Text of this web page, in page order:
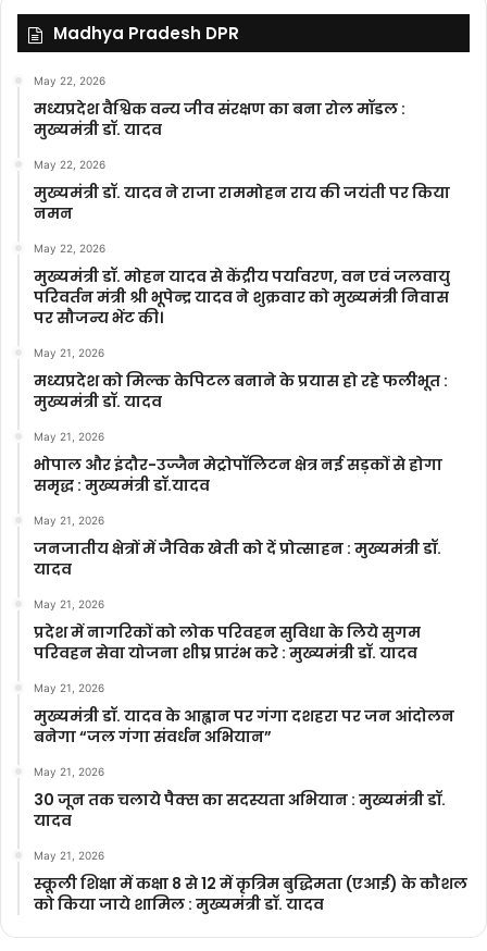
Madhya Pradesh DPR
May 22, 2026
मध्यप्रदेश वैश्विक वन्य जीव संरक्षण का बना रोल मॉडल :
मुख्यमंत्री डॉ. यादव
May 22, 2026
मुख्यमंत्री डॉ. यादव ने राजा राममोहन राय की जयंती पर किया
नमन
May 22, 2026
मुख्यमंत्री डॉ. मोहन यादव से केंद्रीय पर्यावरण, वन एवं जलवायु
परिवर्तन मंत्री श्री भूपेन्द्र यादव ने शुक्रवार को मुख्यमंत्री निवास
पर सौजन्य भेंट की।
May 21, 2026
मध्यप्रदेश को मिल्क केपिटल बनाने के प्रयास हो रहे फलीभूत :
मुख्यमंत्री डॉ. यादव
May 21, 2026
भोपाल और इंदौर-उज्जैन मेट्रोपॉलिटन क्षेत्र नई सड़कों से होगा
समृद्ध : मुख्यमंत्री डॉ.यादव
May 21, 2026
जनजातीय क्षेत्रों में जैविक खेती को दें प्रोत्साहन : मुख्यमंत्री डॉ.
यादव
May 21, 2026
प्रदेश में नागरिकों को लोक परिवहन सुविधा के लिये सुगम
परिवहन सेवा योजना शीघ्र प्रारंभ करे : मुख्यमंत्री डॉ. यादव
May 21, 2026
मुख्यमंत्री डॉ. यादव के आह्वान पर गंगा दशहरा पर जन आंदोलन
बनेगा “जल गंगा संवर्धन अभियान”
May 21, 2026
30 जून तक चलाये पैक्स का सदस्यता अभियान : मुख्यमंत्री डॉ.
यादव
May 21, 2026
स्कूली शिक्षा में कक्षा 8 से 12 में कृ‍त्रिम बुद्धिमता (एआई) के कौशल
को किया जाये शामिल : मुख्यमंत्री डॉ. यादव